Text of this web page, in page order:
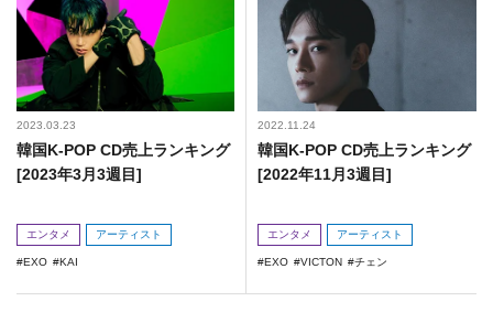
2023.03.23
韓国K-POP CD売上ランキング
[2023年3月3週目]
エンタメ アーティスト
EXO KAI
2022.11.24
韓国K-POP CD売上ランキング
[2022年11月3週目]
エンタメ アーティスト
EXO VICTON チェン